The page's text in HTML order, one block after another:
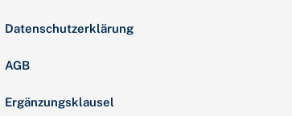
Datenschutzerklärung
AGB
Ergänzungsklausel